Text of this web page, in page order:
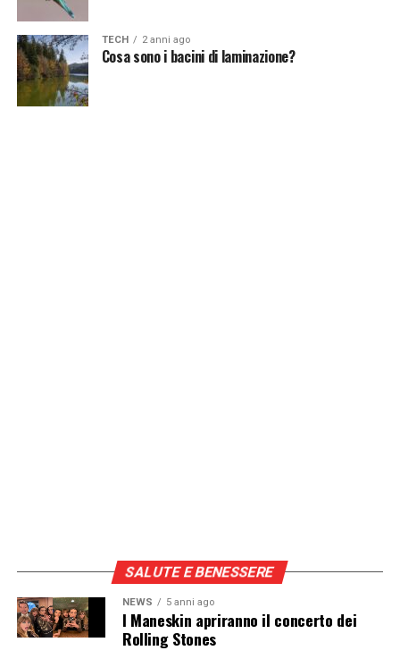
TECH 2 anni ago
Cosa sono i bacini di laminazione?
SALUTE E BENESSERE
NEWS 5 anni ago
I Maneskin apriranno il concerto dei
Rolling Stones